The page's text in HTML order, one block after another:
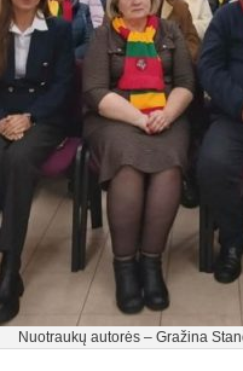
Nuotraukų autorės – Gražina